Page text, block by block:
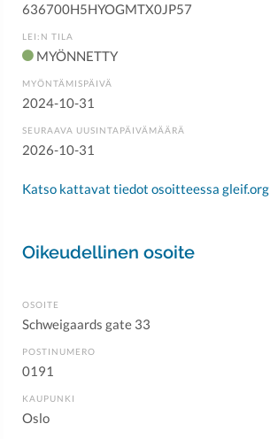
636700H5HYOGMTX0JP57
LEI:N TILA
MYÖNNETTY
MYÖNTÄMISPÄIVÄ
2024-10-31
SEURAAVA UUSINTAPÄIVÄMÄÄRÄ
2026-10-31
Katso kattavat tiedot osoitteessa gleif.org
Oikeudellinen osoite
OSOITE
Schweigaards gate 33
POSTINUMERO
0191
KAUPUNKI
Oslo